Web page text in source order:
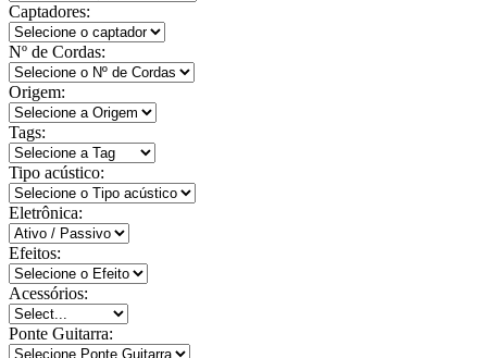
Captadores:
Nº de Cordas:
Origem:
Tags:
Tipo acústico:
Eletrônica:
Efeitos:
Acessórios:
Ponte Guitarra: